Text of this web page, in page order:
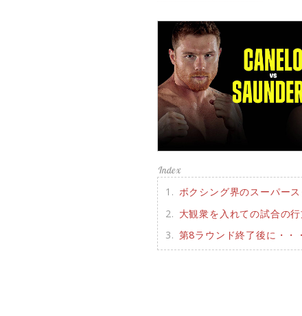
ボクシング界のスーパー
大観衆を入れての試合の行
第8ラウンド終了後に・・